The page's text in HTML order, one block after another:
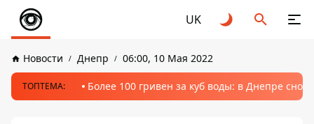
UK
Новости Днепр 06:00, 10 Мая 2022
ТОПТЕМА: Более 100 гривен за куб воды: в Днепре